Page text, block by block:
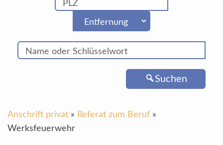
Suchen
Anschrift privat » Referat zum Beruf »
Werksfeuerwehr